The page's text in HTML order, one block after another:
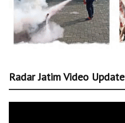
Radar Jatim Video Update